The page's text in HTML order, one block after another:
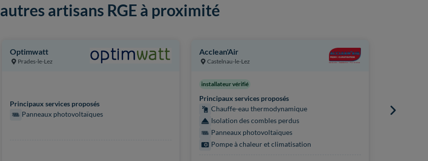
artisans RGE à proximité
Optimwatt
Prades-le-Lez
Principaux services proposés
Panneaux photovoltaïques
Acclean'Air
Castelnau-le-Lez
installateur vérifié
Principaux services proposés
Chauffe-eau thermodynamique
Isolation des combles perdus
Panneaux photovoltaïques
Pompe à chaleur et climatisation